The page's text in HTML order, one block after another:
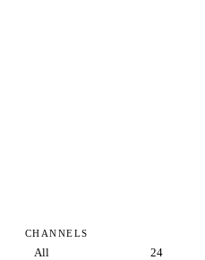
CHANNELS
All 24